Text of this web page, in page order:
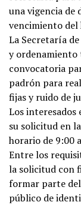
una vigencia de
vencimiento
La Secretaría
y
convocatoria
padrón para
fijas y ruido de
Los
su solicitud en
horario de 9:00
Entre los
la solicitud con
formar parte
público de